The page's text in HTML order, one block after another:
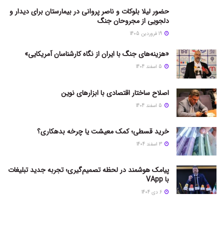
حضور لیلا بلوکات و ناصر پروانی در بیمارستان برای دیدار و
دلجویی از مجروحان جنگ
19 فروردین 1405
«هزینه‌های جنگ با ایران از نگاه کارشناسان آمریکایی»
5 اسفند 1404
اصلاح ساختار اقتصادی با ابزارهای نوین
5 اسفند 1404
خرید قسطی؛ کمک معیشت یا چرخه بدهکاری؟
3 اسفند 1404
پیامک هوشمند در لحظه تصمیم‌گیری؛ تجربه جدید تبلیغات
با VApp
6 دی 1404